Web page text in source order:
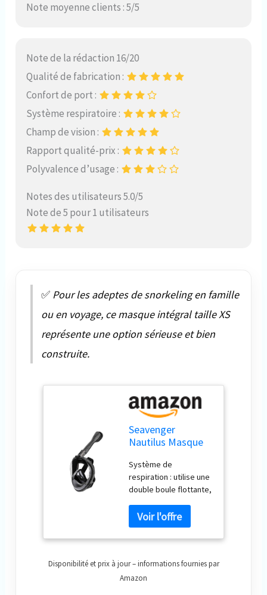
Note moyenne clients : 5/5
Note de la rédaction 16/20
Qualité de fabrication :
Confort de port :
Système respiratoire :
Champ de vision :
Rapport qualité-prix :
Polyvalence d’usage :
Notes des utilisateurs 5.0/5
Note de 5 pour 1 utilisateurs
✅ Pour les adeptes de snorkeling en famille
ou en voyage, ce masque intégral taille XS
représente une option sérieuse et bien
construite.
Seavenger
Nautilus Masque
intégral avec tuba
avec nouveau
système
respiratoire (fibre
de carbone, taille
XS)
Système de
respiration : utilise une
double boule flottante,
complet et des valves
de sortie
unidirectionnelles.
lentille panoramique
inclinée à 180° utilise la
Disponibilité et prix à jour – informations fournies par
Amazon